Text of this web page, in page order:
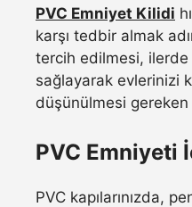
PVC Emniyet Kilidi
karşı tedbir almak
tercih edilmesi, ilerde
sağlayarak evlerinizi
düşünülmesi
PVC Emniyeti
PVC kapılarınızda,